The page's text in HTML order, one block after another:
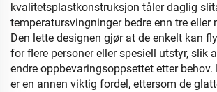
kvalitetsplastkonstruksjon tåler daglig
temperatursvingninger bedre enn tre eller
Den lette designen gjør at de enkelt kan
for flere personer eller spesiell utstyr, slik
endre oppbevaringsoppsettet etter behov.
er en annen viktig fordel, ettersom de